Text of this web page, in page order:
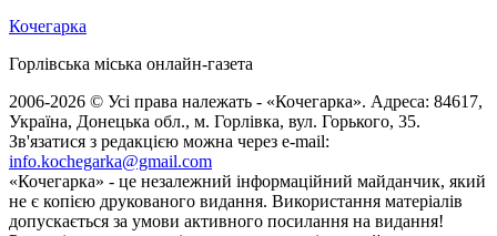
Кочегарка
Горлівська міська онлайн-газета
2006-2026 © Усі права належать - «Кочегарка». Адреса: 84617,
Україна, Донецька обл., м. Горлівка, вул. Горького, 35.
Зв'язатися з редакцією можна через e-mail:
info.kochegarka@gmail.com
«Кочегарка» - це незалежний інформаційний майданчик, який
не є копією друкованого видання. Використання матеріалів
допускається за умови активного посилання на видання!